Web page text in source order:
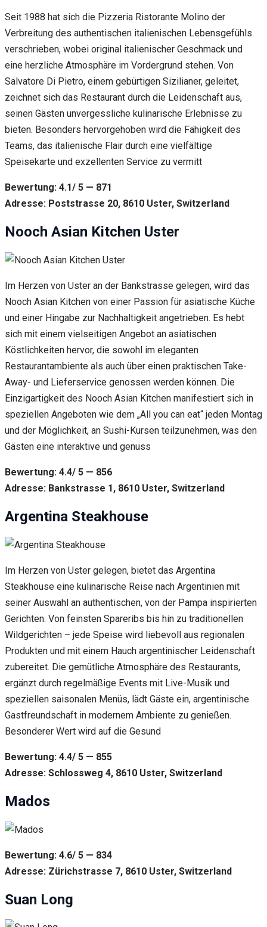
Seit 1988 hat sich die Pizzeria Ristorante Molino der
Verbreitung des authentischen italienischen Lebensgefühls
verschrieben, wobei original italienischer Geschmack und
eine herzliche Atmosphäre im Vordergrund stehen. Von
Salvatore Di Pietro, einem gebürtigen Sizilianer, geleitet,
zeichnet sich das Restaurant durch die Leidenschaft aus,
seinen Gästen unvergessliche kulinarische Erlebnisse zu
bieten. Besonders hervorgehoben wird die Fähigkeit des
Teams, das italienische Flair durch eine vielfältige
Speisekarte und exzellenten Service zu vermitt
Bewertung: 4.1/ 5 — 871
Adresse: Poststrasse 20, 8610 Uster, Switzerland
Nooch Asian Kitchen Uster
Im Herzen von Uster an der Bankstrasse gelegen, wird das
Nooch Asian Kitchen von einer Passion für asiatische Küche
und einer Hingabe zur Nachhaltigkeit angetrieben. Es hebt
sich mit einem vielseitigen Angebot an asiatischen
Köstlichkeiten hervor, die sowohl im eleganten
Restaurantambiente als auch über einen praktischen Take-
Away- und Lieferservice genossen werden können. Die
Einzigartigkeit des Nooch Asian Kitchen manifestiert sich in
speziellen Angeboten wie dem „All you can eat“ jeden Montag
und der Möglichkeit, an Sushi-Kursen teilzunehmen, was den
Gästen eine interaktive und genuss
Bewertung: 4.4/ 5 — 856
Adresse: Bankstrasse 1, 8610 Uster, Switzerland
Argentina Steakhouse
Im Herzen von Uster gelegen, bietet das Argentina
Steakhouse eine kulinarische Reise nach Argentinien mit
seiner Auswahl an authentischen, von der Pampa inspirierten
Gerichten. Von feinsten Spareribs bis hin zu traditionellen
Wildgerichten – jede Speise wird liebevoll aus regionalen
Produkten und mit einem Hauch argentinischer Leidenschaft
zubereitet. Die gemütliche Atmosphäre des Restaurants,
ergänzt durch regelmäßige Events mit Live-Musik und
speziellen saisonalen Menüs, lädt Gäste ein, argentinische
Gastfreundschaft in modernem Ambiente zu genießen.
Besonderer Wert wird auf die Gesund
Bewertung: 4.4/ 5 — 855
Adresse: Schlossweg 4, 8610 Uster, Switzerland
Mados
Bewertung: 4.6/ 5 — 834
Adresse: Zürichstrasse 7, 8610 Uster, Switzerland
Suan Long